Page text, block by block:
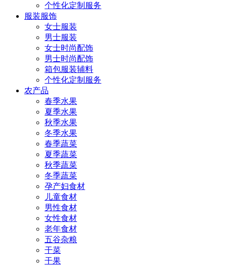
个性化定制服务
服装服饰
女士服装
男士服装
女士时尚配饰
男士时尚配饰
箱包服装辅料
个性化定制服务
农产品
春季水果
夏季水果
秋季水果
冬季水果
春季蔬菜
夏季蔬菜
秋季蔬菜
冬季蔬菜
孕产妇食材
儿童食材
男性食材
女性食材
老年食材
五谷杂粮
干菜
干果